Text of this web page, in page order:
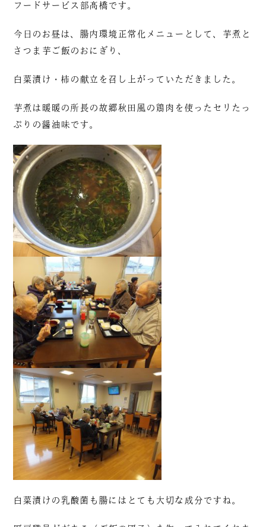
フードサービス部髙橋です。
今日のお昼は、腸内環境正常化メニューとして、芋煮と
さつま芋ご飯のおにぎり、
白菜漬け・柿の献立を召し上がっていただきました。
芋煮は暖暖の所長の故郷秋田風の鶏肉を使ったセリたっ
ぷりの醤油味です。
白菜漬けの乳酸菌も腸にはとても大切な成分ですね。